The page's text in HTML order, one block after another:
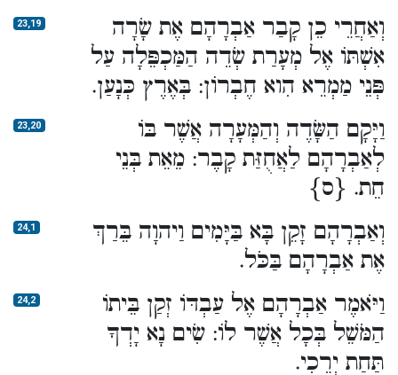
23,19
וְאַחֲרֵי כֵן קָבַר אַבְרָהָם אֶת שָׂרָה
אִשְׁתּוֹ אֶל מְעָרַת שְׂדֵה הַמַּכְפֵּלָה עַל
פְּנֵי מַמְרֵא הִוא חֶבְרוֹן: בְּאֶרֶץ כְּנָעַן.
23,20
וַיָּקָם הַשָּׂדֶה וְהַמְּעָרָה אֲשֶׁר בּוֹ
לְאַבְרָהָם לַאֲחֻזַּת קָבֶר: מֵאֵת בְּנֵי
חֵת. {ס}
24,1
וְאַבְרָהָם זָקֵן בָּא בַּיָּמִים וַיהוָה בֵּרַךְ
אֶת אַבְרָהָם בַּכֹּל.
24,2
וַיֹּאמֶר אַבְרָהָם אֶל עַבְדּוֹ זְקַן בֵּיתוֹ
הַמֹּשֵׁל בְּכָל אֲשֶׁר לוֹ: שִׂים נָא יָדְךָ
תַּחַת יְרֵכִי.